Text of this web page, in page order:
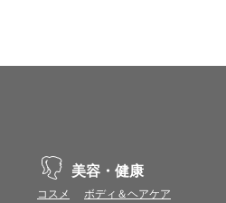
合や機能がご利用いただけない場合があり
が使用できる環境でご利用ください。
美容・健康
コスメ
ボディ＆ヘアケア